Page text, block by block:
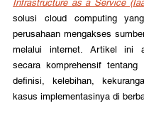
Infrastructure as a Service
solusi cloud computing
perusahaan mengakses
melalui internet. Artikel ini
secara komprehensif
definisi, kelebihan,
kasus implementasinya di